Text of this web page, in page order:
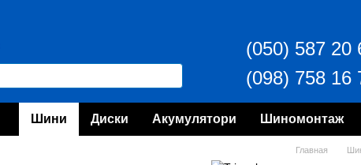
(050) 587 20
(098) 758 16
Шини Диски Акумулятори Шиномонтаж
Главная